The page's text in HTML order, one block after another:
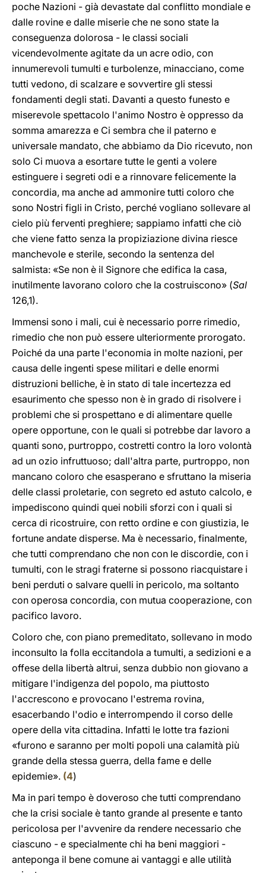
poche Nazioni - già devastate dal conflitto mondiale e
dalle rovine e dalle miserie che ne sono state la
conseguenza dolorosa - le classi sociali
vicendevolmente agitate da un acre odio, con
innumerevoli tumulti e turbolenze, minacciano, come
tutti vedono, di scalzare e sovvertire gli stessi
fondamenti degli stati. Davanti a questo funesto e
miserevole spettacolo l'animo Nostro è oppresso da
somma amarezza e Ci sembra che il paterno e
universale mandato, che abbiamo da Dio ricevuto, non
solo Ci muova a esortare tutte le genti a volere
estinguere i segreti odi e a rinnovare felicemente la
concordia, ma anche ad ammonire tutti coloro che
sono Nostri figli in Cristo, perché vogliano sollevare al
cielo più ferventi preghiere; sappiamo infatti che ciò
che viene fatto senza la propiziazione divina riesce
manchevole e sterile, secondo la sentenza del
salmista: «Se non è il Signore che edifica la casa,
inutilmente lavorano coloro che la costruiscono» (Sal
126,1).
Immensi sono i mali, cui è necessario porre rimedio,
rimedio che non può essere ulteriormente prorogato.
Poiché da una parte l'economia in molte nazioni, per
causa delle ingenti spese militari e delle enormi
distruzioni belliche, è in stato di tale incertezza ed
esaurimento che spesso non è in grado di risolvere i
problemi che si prospettano e di alimentare quelle
opere opportune, con le quali si potrebbe dar lavoro a
quanti sono, purtroppo, costretti contro la loro volontà
ad un ozio infruttuoso; dall'altra parte, purtroppo, non
mancano coloro che esasperano e sfruttano la miseria
delle classi proletarie, con segreto ed astuto calcolo, e
impediscono quindi quei nobili sforzi con i quali si
cerca di ricostruire, con retto ordine e con giustizia, le
fortune andate disperse. Ma è necessario, finalmente,
che tutti comprendano che non con le discordie, con i
tumulti, con le stragi fraterne si possono riacquistare i
beni perduti o salvare quelli in pericolo, ma soltanto
con operosa concordia, con mutua cooperazione, con
pacifico lavoro.
Coloro che, con piano premeditato, sollevano in modo
inconsulto la folla eccitandola a tumulti, a sedizioni e a
offese della libertà altrui, senza dubbio non giovano a
mitigare l'indigenza del popolo, ma piuttosto
l'accrescono e provocano l'estrema rovina,
esacerbando l'odio e interrompendo il corso delle
opere della vita cittadina. Infatti le lotte tra fazioni
«furono e saranno per molti popoli una calamità più
grande della stessa guerra, della fame e delle
epidemie». (4)
Ma in pari tempo è doveroso che tutti comprendano
che la crisi sociale è tanto grande al presente e tanto
pericolosa per l'avvenire da rendere necessario che
ciascuno - e specialmente chi ha beni maggiori -
anteponga il bene comune ai vantaggi e alle utilità